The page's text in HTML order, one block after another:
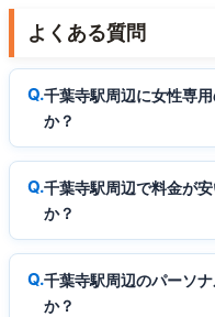
よくある質問
千葉寺駅周辺に女性専
か？
千葉寺駅周辺で料金が
か？
千葉寺駅周辺のパーソ
か？